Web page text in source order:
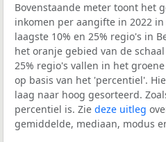
Bovenstaande meter toont het
inkomen per aangifte in 2022
laagste 10% en 25% regio's in
het oranje gebied van de
25% regio's vallen in het
op basis van het 'percentiel'.
laag naar hoog gesorteerd.
percentiel is. Zie deze uitleg
gemiddelde, mediaan, modus